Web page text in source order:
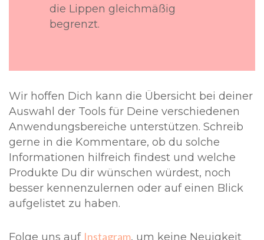
die Lippen gleichmäßig
begrenzt.
Wir hoffen Dich kann die Übersicht bei deiner
Auswahl der Tools für Deine verschiedenen
Anwendungsbereiche unterstützen. Schreib
gerne in die Kommentare, ob du solche
Informationen hilfreich findest und welche
Produkte Du dir wünschen würdest, noch
besser kennenzulernen oder auf einen Blick
aufgelistet zu haben.
Folge uns auf Instagram, um keine Neuigkeit